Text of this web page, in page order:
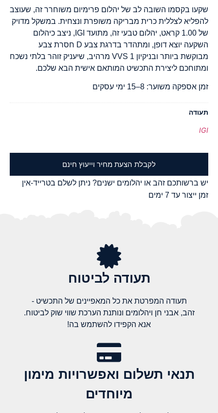
שקעו בקסמו השובה לב של יהלום פרימיום משוחרר זה, שעוצב
להפליא לצללית כרית מבריקה משופרת ונצחית. במשקל מדויק
של 1.00 קראט, יהלום טבעי זה, מתועד IGI, ניצב כיהלום
השקעה יוצא דופן, ומתהדר בדרגת צבע D חסרת צבע
מבוקשת ביותר ובניקיון VVS 1 מרהיב, שיעניק זוהר בלתי נשכח
ומתוחכם ליצירת התכשיט המותאם אישית הבא שלכם.
זמן אספקה משוער: 8–15 ימי עסקים
תעודה
IGI
לקבלת הצעת מחיר וייעוץ חינם
יש ברשותכם זהב או יהלומים ישנים? ניתן לשלם בטרייד-אין
זמן ייצור עד 7 ימים
תעודה לביטוח
תעודה המפרטת את כל המאפיינים של התכשיט -
זהב, אבני חן ויהלומים ונותנת הערכת שווי שוק לביטוח.
אנא הקפידו להשתמש בה!
תנאי תשלום ואפשרויות מימון
מיוחדים